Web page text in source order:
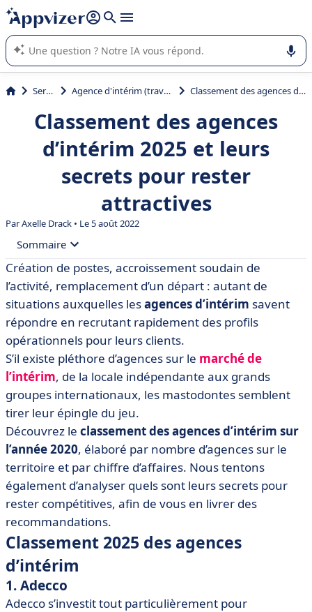
répondre (plusieurs lignes avec
L'IA de Appvizer vous guide dans l'utilisation ou la sélection de
logiciel SaaS en entreprise.
Services Agence d'intérim (travail temporaire) Classement des agences d’intérim 2025 et leurs secrets pour rester attractives
Classement des agences
d’intérim 2025 et leurs
secrets pour rester
attractives
ParAxelle Drack • Le 5 août 2022
Sommaire
• Classement 2025 des agences d’intérim
• Agences d’intérim : leurs secrets pour rester
compétitives
• Réussir la digitalisation de son agence intérim
• Se digitaliser sans oublier l’humain
Création de postes, accroissement soudain de
l’activité, remplacement d’un départ : autant de
situations auxquelles lesagences d’intérim savent
répondre en recrutant rapidement des profils
opérationnels pour leurs clients.
S’il existe pléthore d’agences sur le marché de
l’intérim, de la locale indépendante aux grands
groupes internationaux, les mastodontes semblent
tirer leur épingle du jeu.
Découvrez le classement des agences d’intérim sur
l’année 2020, élaboré par nombre d’agences sur le
territoire et par chiffre d’affaires. Nous tentons
également d’analyser quels sont leurs secrets pour
rester compétitives, afin de vous en livrer des
recommandations.
Classement 2025 des agences
d’intérim
1. Adecco
Adecco s’investit tout particulièrement pour